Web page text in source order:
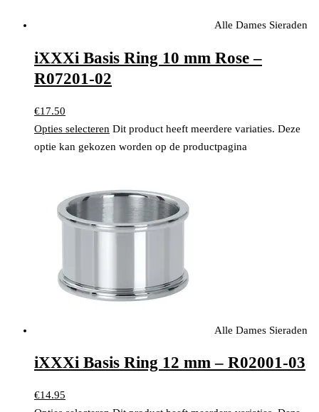
Alle Dames Sieraden
iXXXi Basis Ring 10 mm Rose –
R07201-02
€17.50
Opties selecteren Dit product heeft meerdere variaties. Deze
optie kan gekozen worden op de productpagina
Alle Dames Sieraden
iXXXi Basis Ring 12 mm – R02001-03
€14.95